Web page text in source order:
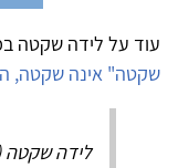
עוד על לידה שקטה
שקטה" אינה שקטה,